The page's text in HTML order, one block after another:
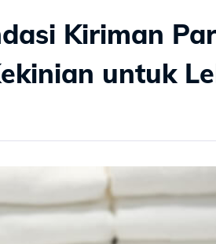
Kiriman
untuk